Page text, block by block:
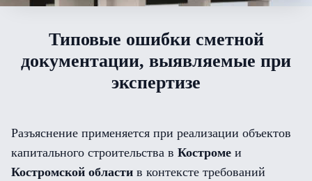
Типовые ошибки сметной
документации, выявляемые при
экспертизе
Разъяснение применяется при реализации объектов
капитального строительства в Костроме и
Костромской области в контексте требований